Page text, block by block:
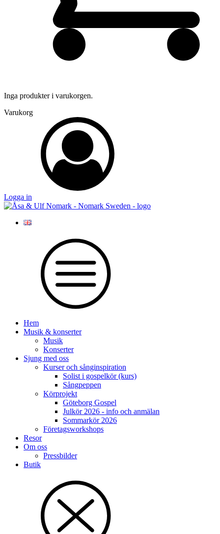
Inga produkter i varukorgen.
Varukorg
Logga in
Hem
Musik & konserter
Musik
Konserter
Sjung med oss
Kurser och sånginspiration
Solist i gospelkör (kurs)
Sångpeppen
Körprojekt
Göteborg Gospel
Julkör 2026 - info och anmälan
Sommarkör 2026
Företagsworkshops
Resor
Om oss
Pressbilder
Butik